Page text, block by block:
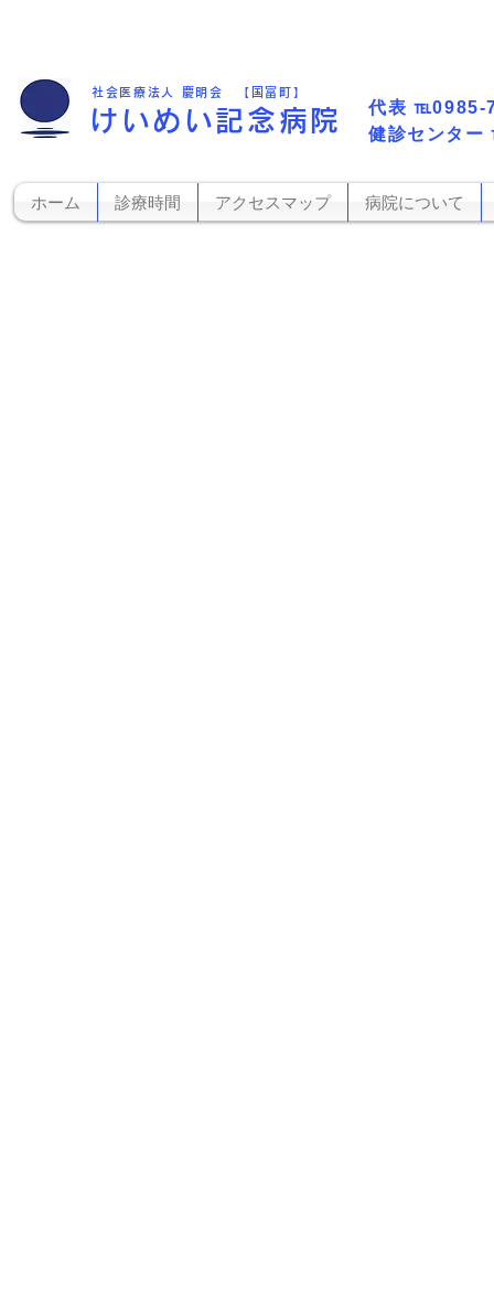
​健診センター
社会医療法人 慶明会 【国富町】
けいめい記念病院 代表​ ℡0985-
ホーム 診療時間 アクセスマップ 病院について